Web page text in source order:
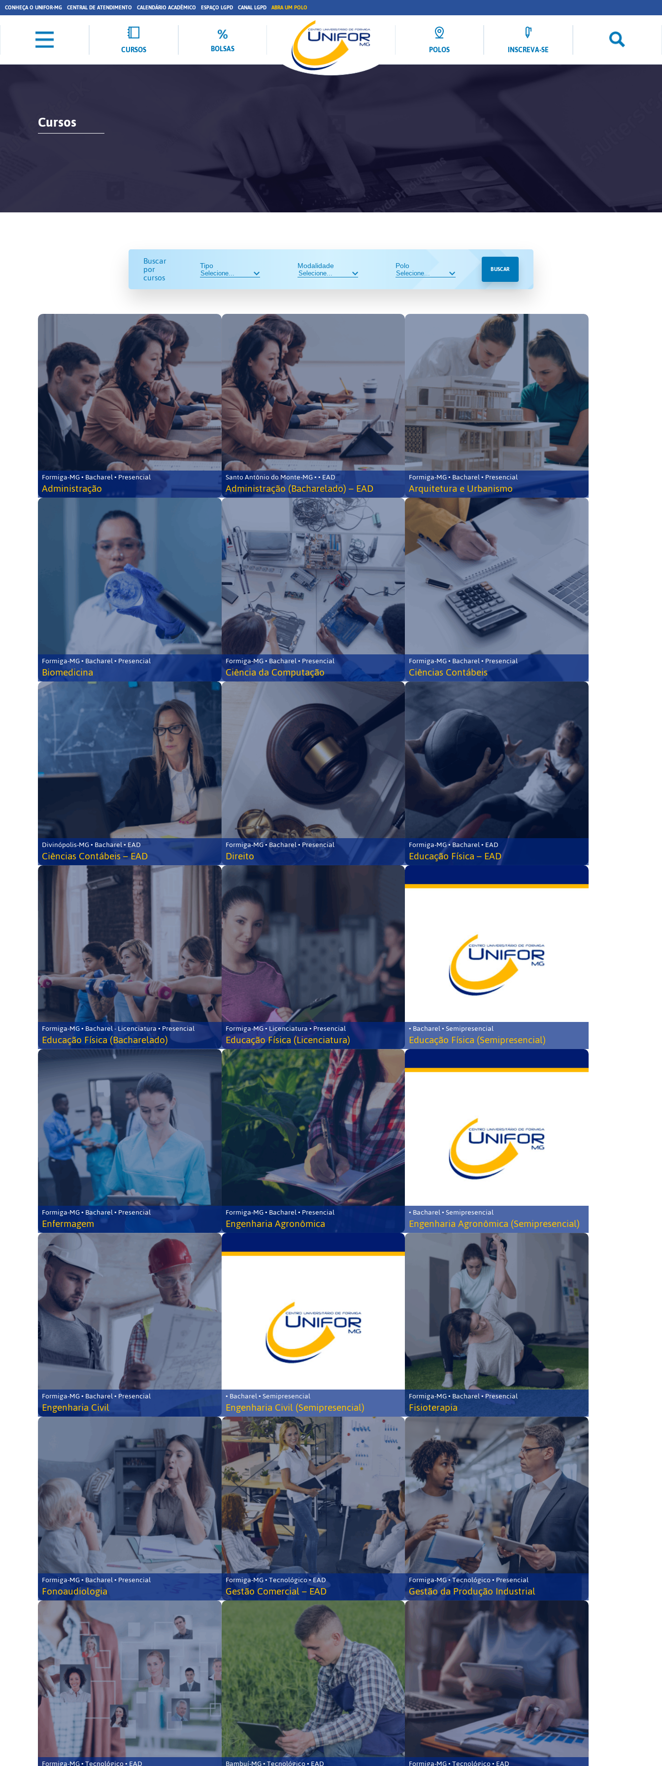
CONHEÇA O UNIFOR-MG CENTRAL DE ATENDIMENTO CALENDÁRIO ACADÊMICO ESPAÇO LGPD CANAL LGPD ABRA UM POLO
CURSOS BOLSAS POLOS INSCREVA-SE
Cursos
Buscar
por
cursos
Tipo Modalidade Polo BUSCAR
Formiga-MG • Bacharel • Presencial
Administração
Santo Antônio do Monte-MG • • EAD
Administração (Bacharelado) – EAD
Formiga-MG • Bacharel • Presencial
Arquitetura e Urbanismo
Formiga-MG • Bacharel • Presencial
Biomedicina
Formiga-MG • Bacharel • Presencial
Ciência da Computação
Formiga-MG • Bacharel • Presencial
Ciências Contábeis
Divinópolis-MG • Bacharel • EAD
Ciências Contábeis – EAD
Formiga-MG • Bacharel • Presencial
Direito
Formiga-MG • Bacharel • EAD
Educação Física – EAD
Formiga-MG • Bacharel - Licenciatura • Presencial
Educação Física (Bacharelado)
Formiga-MG • Licenciatura • Presencial
Educação Física (Licenciatura)
• Bacharel • Semipresencial
Educação Física (Semipresencial)
Formiga-MG • Bacharel • Presencial
Enfermagem
Formiga-MG • Bacharel • Presencial
Engenharia Agronômica
• Bacharel • Semipresencial
Engenharia Agronômica (Semipresencial)
Formiga-MG • Bacharel • Presencial
Engenharia Civil
• Bacharel • Semipresencial
Engenharia Civil (Semipresencial)
Formiga-MG • Bacharel • Presencial
Fisioterapia
Formiga-MG • Bacharel • Presencial
Fonoaudiologia
Formiga-MG • Tecnológico • EAD
Gestão Comercial – EAD
Formiga-MG • Tecnológico • Presencial
Gestão da Produção Industrial